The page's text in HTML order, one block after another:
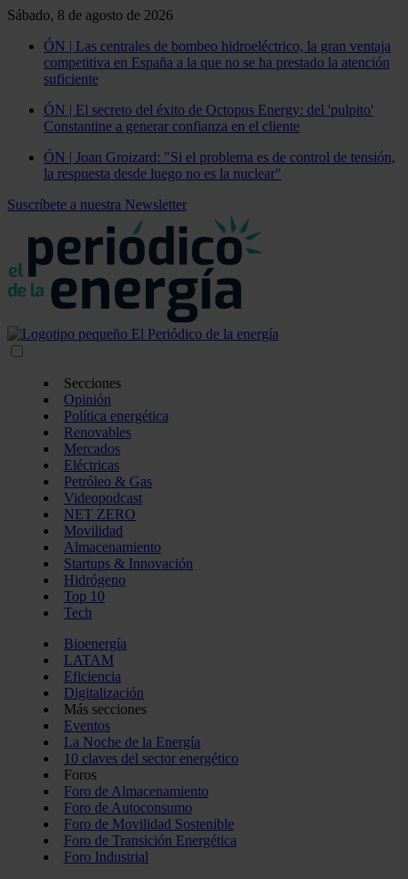
Sábado, 8 de agosto de 2026
ÓN | Las centrales de bombeo hidroeléctrico, la gran ventaja
competitiva en España a la que no se ha prestado la atención
suficiente
ÓN | El secreto del éxito de Octopus Energy: del 'pulpito'
Constantine a generar confianza en el cliente
ÓN | Joan Groizard: "Si el problema es de control de tensión,
la respuesta desde luego no es la nuclear"
Suscríbete a nuestra Newsletter
Secciones
Opinión
Política energética
Renovables
Mercados
Eléctricas
Petróleo & Gas
Videopodcast
NET ZERO
Movilidad
Almacenamiento
Startups & Innovación
Hidrógeno
Top 10
Tech
Bioenergía
LATAM
Eficiencia
Digitalización
Más secciones
Eventos
La Noche de la Energía
10 claves del sector energético
Foros
Foro de Almacenamiento
Foro de Autoconsumo
Foro de Movilidad Sostenible
Foro de Transición Energética
Foro Industrial